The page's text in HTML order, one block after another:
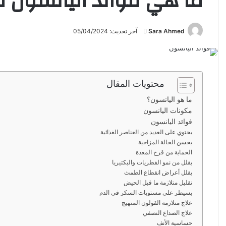
Sara Ahmed
ب
ل
ك
ت
و
ن
آخر تحديث: 05/04/2024
محتويات المقال
ما هو اليانسون؟
مكونات اليانسون
فوائد اليانسون
يحتوي على العديد من العناصر الغذائية
يحسن الحالة المزاجية
الحماية من قرح المعدة
يقلل من نمو الفطريات والبكتيريا
يقلل أعراض انقطاع الطمث
تقليل متلازمة ما قبل الحيض
يسيطر على مستويات السكر في الدم
علاج متلازمة القولون المتهيج
علاج الصداع النصفي
حساسية الأنف